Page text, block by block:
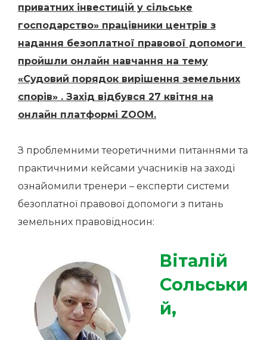
приватних інвестицій у сільське
господарство» працівники центрів з
надання безоплатної правової допомоги
пройшли онлайн навчання на тему
«Судовий порядок вирішення земельних
спорів» . Захід відбувся 27 квітня на
онлайн платформі ZOOM.
З проблемними теоретичними питаннями та
практичними кейсами учасників на заході
ознайомили тренери – експерти системи
безоплатної правової допомоги з питань
земельних правовідносин:
Віталій
Сольськи
й,